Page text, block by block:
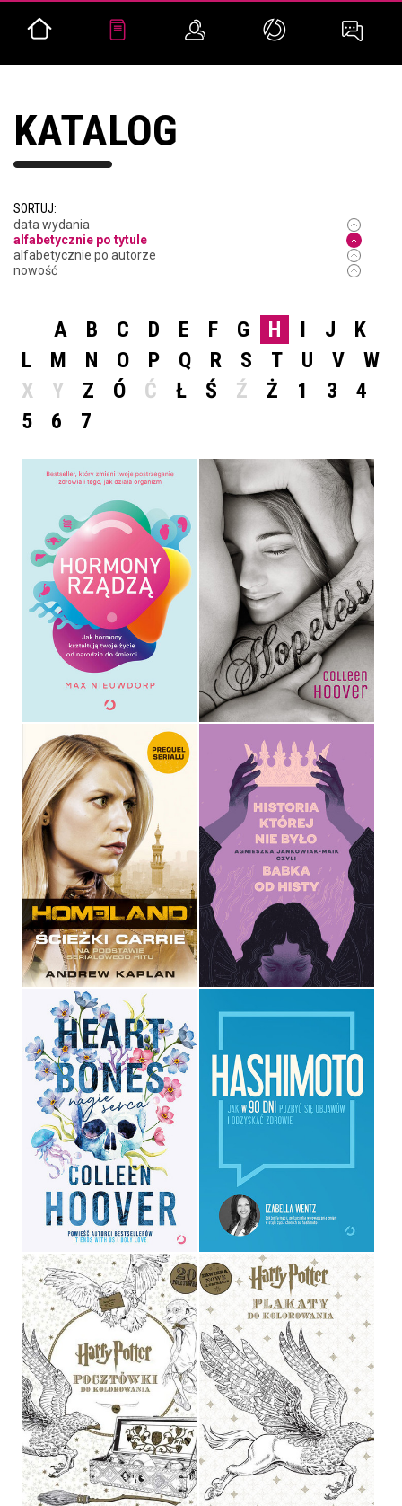
KATALOG
SORTUJ:
data wydania
alfabetycznie po tytule
alfabetycznie po autorze
nowość
A B C D E F G H I J
K
L
M N O P Q R S T U V
W
X
Y Z Ó Ć Ł Ś Ź Ż 1 3
4
5
6 7
HORMONY RZĄDZĄ
MAX NIEUWDORP
OPRAWA MIĘKKA
49,99 ZŁ
HOPELESS
COLLEEN HOOVER
OPRAWA MIĘKKA
34,90 ZŁ
HOMELAND
ANDREW KAPLAN
OPRAWA MIĘKKA
34,90 ZŁ
HISTORIA, KTÓREJ NIE
BYŁO
AGNIESZKA JANKOWIAK-
MAIK
OPRAWA MIĘKKA
49,99 ZŁ
HEART BONES. NAGIE
SERCA
COLLEEN HOOVER
OPRAWA MIĘKKA
49,99 ZŁ
HASHIMOTO
OPRAWA MIĘKKA ZE SKRZYDEŁKAMI
39,90 ZŁ
HARRY POTTER.
POCZTÓWKI DO
KOLOROWANIA
OPRACOWANIE ZBIOROWE
19,90 ZŁ
HARRY POTTER. PLAKATY
DO KOLOROWANIA
OPRACOWANIE ZBIOROWE
34,90 ZŁ